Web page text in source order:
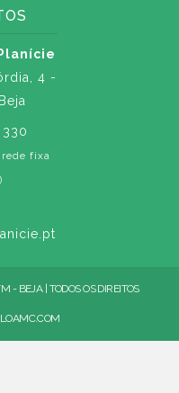
4 -
330
rede fixa
- BEJA | TODOS OS DIREITOS